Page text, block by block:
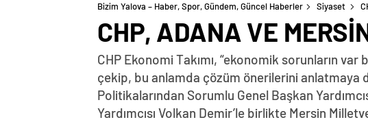
Bizim Yalova – Haber, Spor, Gündem, Güncel Haberler Siyaset
CHP, ADANA VE
CHP Ekonomi Takımı, “ekonomik sorunların
çekip, bu anlamda çözüm önerilerini anlatmaya
Politikalarından Sorumlu Genel Başkan
Yardımcısı Volkan Demir’le birlikte Mersin